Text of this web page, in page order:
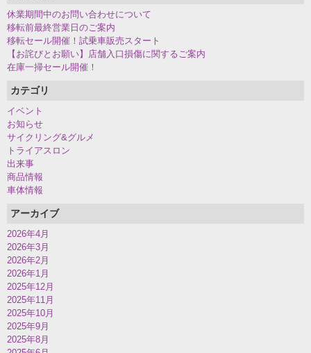
休業期間中のお問い合わせについて
移転前最終営業日のご案内
移転セール開催！試乗車販売スタート
【お詫びとお願い】店舗入口損傷に関するご案内
在庫一掃セール開催！
カテゴリ
イベント
お知らせ
サイクリング&グルメ
トライアスロン
出来事
商品情報
車体情報
アーカイブ
2026年4月
2026年3月
2026年2月
2026年1月
2025年12月
2025年11月
2025年10月
2025年9月
2025年8月